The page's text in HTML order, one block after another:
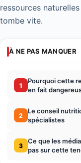
ressources
tombe vite.
À NE PAS MANQUER
1
Pourquoi cette
en fait
2
Le conseil
spécialistes
3
Ce que les
pas sur cette